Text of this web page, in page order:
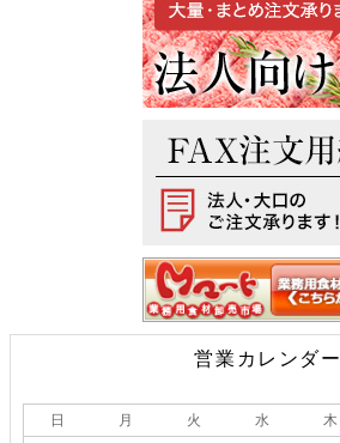
営業カレンダー
日 月 火 水 木